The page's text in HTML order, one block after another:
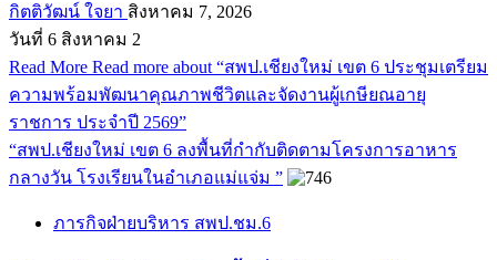
กิตติวัฒน์ ใจยา สิงหาคม 7, 2026
วันที่ 6 สิงหาคม 2
Read More Read more about “สพป.เชียงใหม่ เขต 6 ประชุมเตรียม
ความพร้อมพัฒนาคุณภาพชีวิตและจัดงานผู้เกษียณอายุ
ราชการ ประจำปี 2569”
“สพป.เชียงใหม่ เขต 6 ลงพื้นที่กำกับติดตามโครงการอาหาร
กลางวัน โรงเรียนในอำเภอแม่แจ่ม ”
ภารกิจฝ่ายบริหาร สพป.ชม.6